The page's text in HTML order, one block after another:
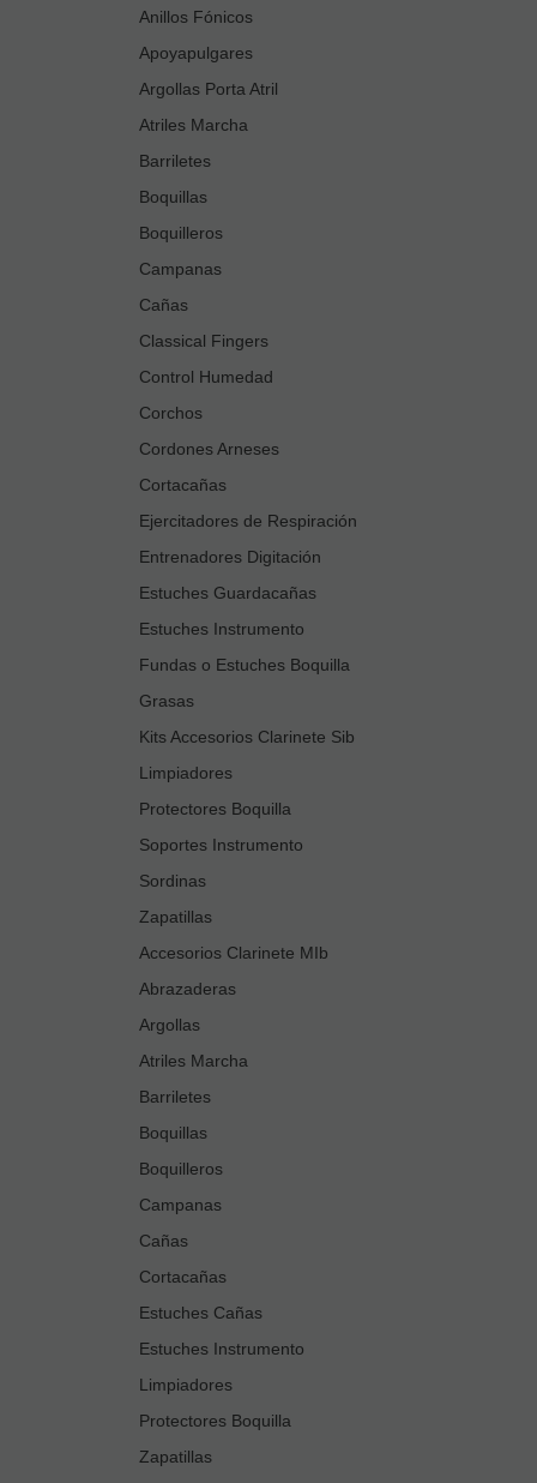
Anillos Fónicos
Apoyapulgares
Argollas Porta Atril
Atriles Marcha
Barriletes
Boquillas
Boquilleros
Campanas
Cañas
Classical Fingers
Control Humedad
Corchos
Cordones Arneses
Cortacañas
Ejercitadores de Respiración
Entrenadores Digitación
Estuches Guardacañas
Estuches Instrumento
Fundas o Estuches Boquilla
Grasas
Kits Accesorios Clarinete Sib
Limpiadores
Protectores Boquilla
Soportes Instrumento
Sordinas
Zapatillas
Accesorios Clarinete MIb
Abrazaderas
Argollas
Atriles Marcha
Barriletes
Boquillas
Boquilleros
Campanas
Cañas
Cortacañas
Estuches Cañas
Estuches Instrumento
Limpiadores
Protectores Boquilla
Zapatillas